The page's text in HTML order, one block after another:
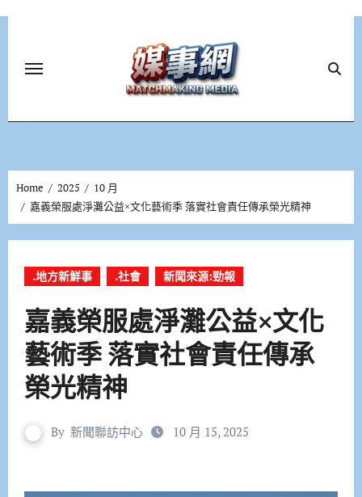
Home 2025
10 月
嘉義榮服處淨灘公益×文化藝術季 落實社會責任傳承榮光精神
.地方新鮮事 .社會 新聞來源:勁報
嘉義榮服處淨灘公益×文化
藝術季 落實社會責任傳承
榮光精神
By 新聞聯訪中心 10 月 15, 2025